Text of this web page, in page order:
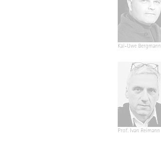
Kai-Uwe Bergmann
Prof. Ivan Reimann